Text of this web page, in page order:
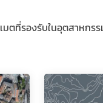
ที่รองรับในอุตสาหกรร